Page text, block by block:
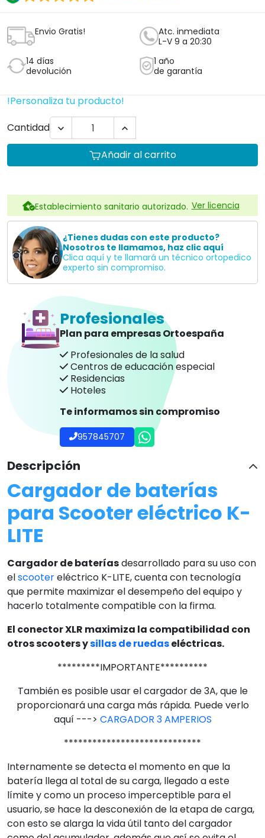
Envio Gratis!
Atc. inmediata
L-V 9 a 20:30
14 días
devolución
1 año
de garantía
!Personaliza tu producto!
Cantidad
 
Añadir al carrito
Establecimiento sanitario autorizado. Ver licencia
¿Tienes dudas con este producto?
Nosotros te llamamos, haz clic aquí
Clica aquí y te llamará un técnico ortopedico
experto sin compromiso.
Profesionales
Plan para empresas Ortoespaña
Profesionales de la salud
Centros de educación especial
Residencias
Hoteles
Te informamos sin compromiso
957845707
Descripción
Cargador de baterías
para Scooter eléctrico K-
LITE
Cargador de bateríasdesarrollado para su uso con
elscootereléctrico K-LITE, cuenta con tecnología
que permite maximizar el desempeño del equipo y
hacerlo totalmente compatible con la firma.
El conector XLR maximiza la compatibilidad con
otros scooters ysillas de ruedaseléctricas.
*********IMPORTANTE**********
También es posible usar el cargador de 3A, que le
proporcionará una carga más rápida. Puede verlo
aquí ---> CARGADOR 3 AMPERIOS
*****************************
Internamente se detecta el momento en que la
batería llega al total de su carga, llegado a este
límite y como un proceso imperceptible para el
usuario, se hace la desconexión de la etapa de carga,
con esto se alarga la vida útil tanto del cargador